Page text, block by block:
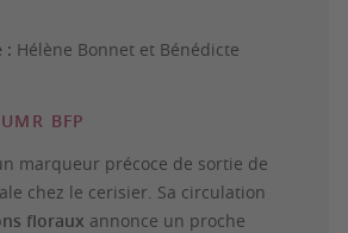
: Hélène Bonnet et Bénédicte
UMR BFP
marqueur précoce de sortie de
chez le cerisier. Sa circulation
floraux annonce un proche